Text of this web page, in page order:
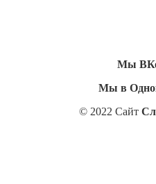
Мы
Мы в
© 2022 Сайт